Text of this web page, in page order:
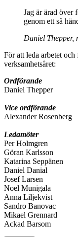
Jag är ärad över
genom ett så
Daniel Thepper,
För att leda arbetet
verksamhetsåret:
Ordförande
Daniel Thepper
Vice ordförande
Alexander Rosenberg
Ledamöter
Per Holmgren
Göran Karlsson
Katarina Seppänen
Daniel Danial
Josef Larsen
Noel Munigala
Anna Liljekvist
Sandro Banovac
Mikael Grennard
Ackad Barsom